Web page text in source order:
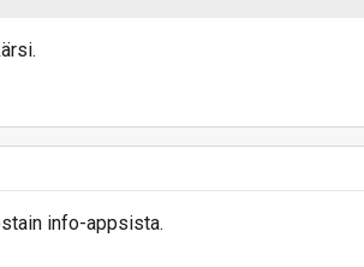
info-appsista.